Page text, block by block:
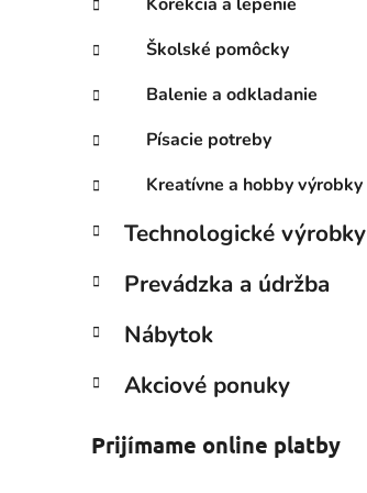
Školské pomôcky
Balenie a odkladanie
Písacie potreby
Kreatívne a hobby výrobky
Technologické výrobky
Prevádzka a údržba
Nábytok
Akciové ponuky
Prijímame online platby